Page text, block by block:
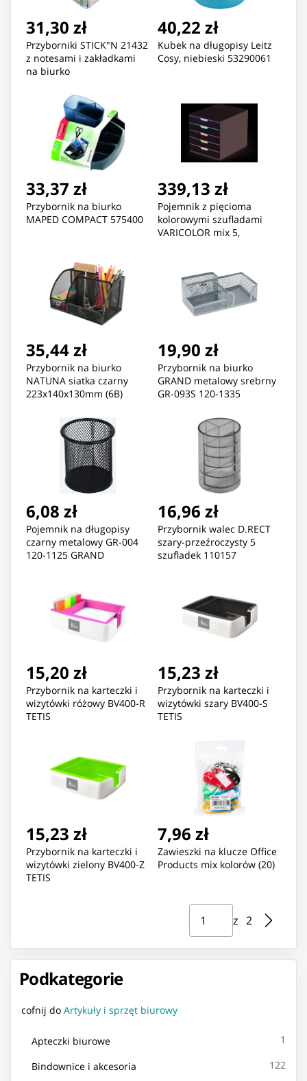
Podkategorie
cofnij do Artykuły i sprzęt biurowy
Apteczki biurowe 1
Bindownice i akcesoria 122
31,30 zł
Przyborniki STICK"N 21432
z notesami i zakładkami
na biurko
40,22 zł
Kubek na długopisy Leitz
Cosy, niebieski 53290061
33,37 zł
Przybornik na biurko
MAPED COMPACT 575400
339,13 zł
Pojemnik z pięcioma
kolorowymi szufladami
VARICOLOR mix 5,
35,44 zł
Przybornik na biurko
NATUNA siatka czarny
223x140x130mm (6B)
19,90 zł
Przybornik na biurko
GRAND metalowy srebrny
GR-093S 120-1335
6,08 zł
Pojemnik na długopisy
czarny metalowy GR-004
120-1125 GRAND
16,96 zł
Przybornik walec D.RECT
szary-przeźroczysty 5
szufladek 110157
15,20 zł
Przybornik na karteczki i
wizytówki różowy BV400-R
TETIS
15,23 zł
Przybornik na karteczki i
wizytówki szary BV400-S
TETIS
15,23 zł
Przybornik na karteczki i
wizytówki zielony BV400-Z
TETIS
7,96 zł
Zawieszki na klucze Office
Products mix kolorów (20)
Strona ⁨1⁩ z ⁨2⁩
z ⁨2⁩
Przejdź do strony